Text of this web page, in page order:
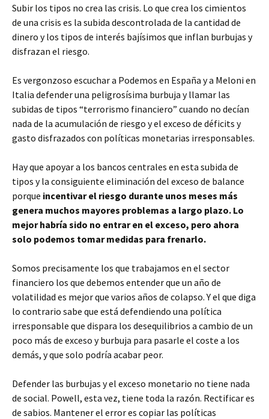
Subir los tipos no crea las crisis. Lo que crea los cimientos
de una crisis es la subida descontrolada de la cantidad de
dinero y los tipos de interés bajísimos que inflan burbujas y
disfrazan el riesgo.
Es vergonzoso escuchar a Podemos en España y a Meloni en
Italia defender una peligrosísima burbuja y llamar las
subidas de tipos “terrorismo financiero” cuando no decían
nada de la acumulación de riesgo y el exceso de déficits y
gasto disfrazados con políticas monetarias irresponsables.
Hay que apoyar a los bancos centrales en esta subida de
tipos y la consiguiente eliminación del exceso de balance
porque incentivar el riesgo durante unos meses más
genera muchos mayores problemas a largo plazo. Lo
mejor habría sido no entrar en el exceso, pero ahora
solo podemos tomar medidas para frenarlo.
Somos precisamente los que trabajamos en el sector
financiero los que debemos entender que un año de
volatilidad es mejor que varios años de colapso. Y el que diga
lo contrario sabe que está defendiendo una política
irresponsable que dispara los desequilibrios a cambio de un
poco más de exceso y burbuja para pasarle el coste a los
demás, y que solo podría acabar peor.
Defender las burbujas y el exceso monetario no tiene nada
de social. Powell, esta vez, tiene toda la razón. Rectificar es
de sabios. Mantener el error es copiar las políticas